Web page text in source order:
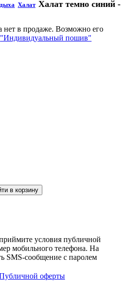
Халат Халат темно синий -
нет в продаже. Возможно его
"Индивидуальный пошив"
в корзину
условия публичной
мобильного телефона. На
SMS-сообщение с паролем
оферты